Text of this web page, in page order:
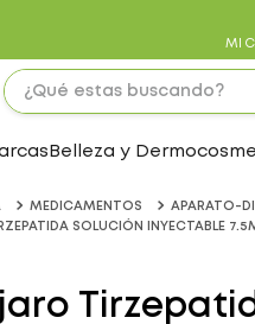
MI
Belleza y
MEDICAMENTOS
APARATO-
SOLUCIÓN INYECTABLE